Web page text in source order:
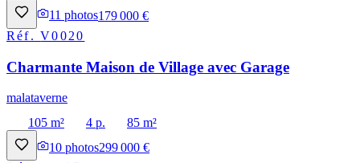
11 photos179 000 €
Réf.V0020
Charmante Maison de Village avec Garage
malataverne
105 m²
4 p.
85 m²
10 photos299 000 €